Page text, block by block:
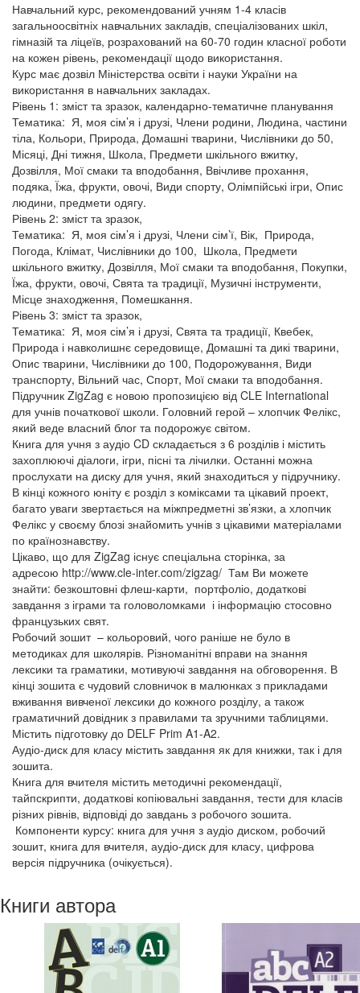
Навчальний курс, рекомендований учням 1-4 класів
загальноосвітніх навчальних закладів, спеціалізованих шкіл,
гімназій та ліцеїв, розрахований на 60-70 годин класної роботи
на кожен рівень, рекомендації щодо використання.
Курс має дозвіл Міністерства освіти і науки України на
використання в навчальних закладах.
Рівень 1: зміст та зразок, календарно-тематичне планування
Тематика: Я, моя сім’я і друзі, Члени родини, Людина, частини
тіла, Кольори, Природа, Домашні тварини, Числівники до 50,
Місяці, Дні тижня, Школа, Предмети шкільного вжитку,
Дозвілля, Мої смаки та вподобання, Ввічливе прохання,
подяка, Їжа, фрукти, овочі, Види спорту, Олімпійські ігри, Опис
людини, предмети одягу.
Рівень 2: зміст та зразок,
Тематика: Я, моя сім’я і друзі, Члени сім’ї, Вік, Природа,
Погода, Клімат, Числівники до 100, Школа, Предмети
шкільного вжитку, Дозвілля, Мої смаки та вподобання, Покупки,
Їжа, фрукти, овочі, Свята та традиції, Музичні інструменти,
Місце знаходження, Помешкання.
Рівень 3: зміст та зразок,
Тематика: Я, моя сім’я і друзі, Свята та традиції, Квебек,
Природа і навколишнє середовище, Домашні та дикі тварини,
Опис тварини, Числівники до 100, Подорожування, Види
транспорту, Вільний час, Спорт, Мої смаки та вподобання.
Підручник ZigZag є новою пропозицією від CLE International
для учнів початкової школи. Головний герой – хлопчик Фелікс,
який веде власний блог та подорожує світом.
Книга для учня з аудіо CD складається з 6 розділів і містить
захоплюючі діалоги, ігри, пісні та лічилки. Останні можна
прослухати на диску для учня, який знаходиться у підручнику.
В кінці кожного юніту є розділ з коміксами та цікавий проект,
багато уваги звертається на міжпредметні зв’язки, а хлопчик
Фелікс у своєму блозі знайомить учнів з цікавими матеріалами
по країнознавству.
Цікаво, що для ZigZag існує спеціальна сторінка, за
адресою http://www.cle-inter.com/zigzag/ Там Ви можете
знайти: безкоштовні флеш-карти, портфоліо, додаткові
завдання з іграми та головоломками і інформацію стосовно
французьких свят.
Робочий зошит – кольоровий, чого раніше не було в
методиках для школярів. Різноманітні вправи на знання
лексики та граматики, мотивуючі завдання на обговорення. В
кінці зошита є чудовий словничок в малюнках з прикладами
вживання вивченої лексики до кожного розділу, а також
граматичний довідник з правилами та зручними таблицями.
Містить підготовку до DELF Prim A1-A2.
Аудіо-диск для класу містить завдання як для книжки, так і для
зошита.
Книга для вчителя містить методичні рекомендації,
тайпскрипти, додаткові копіювальні завдання, тести для класів
різних рівнів, відповіді до завдань з робочого зошита.
Компоненти курсу: книга для учня з аудіо диском, робочий
зошит, книга для вчителя, аудіо-диск для класу, цифрова
версія підручника (очікується).
Книги автора